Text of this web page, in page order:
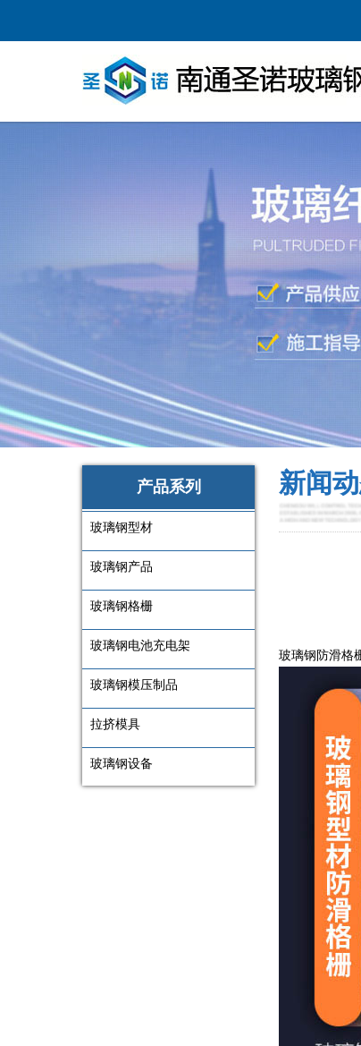
产品系列
玻璃钢型材
玻璃钢产品
玻璃钢格栅
玻璃钢电池充电架
玻璃钢模压制品
拉挤模具
玻璃钢设备
新闻
玻璃钢防滑格